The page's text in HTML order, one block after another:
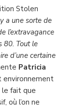
Stolen
a une sorte de
l’extravagance
80. Tout le
d’une certaine
Patricia
environnement
le fait que
où l’on ne